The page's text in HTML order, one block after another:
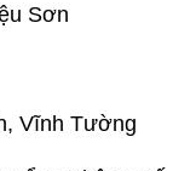
Sơn
Vĩnh Tường